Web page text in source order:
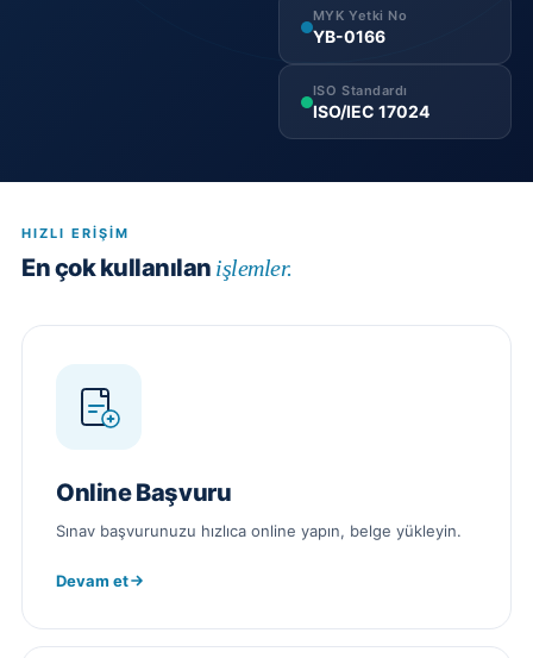
MYK Yetki No
YB-0166
ISO Standardı
ISO/IEC 17024
HIZLI ERIŞIM
En çok kullanılan işlemler.
Online Başvuru
Sınav başvurunuzu hızlıca online yapın, belge yükleyin.
Devam et